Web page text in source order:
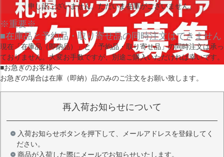
申し訳ございません。ただいま在庫がございません。
※重要※
■在庫品と予約品・取り寄せ品の同時注文はできません
現在 「在庫品（即納品）」と 「予約品・取り寄せ品」の同時注文は承っ
ておりません。大変お手数ですが、別途ご購入いただければ幸いです。
■お急ぎのお客様へ
お急ぎの場合は在庫（即納）品のみのご注文をお願い致します。
再入荷お知らせについて
入荷お知らせボタンを押下して、メールアドレスを登録してく
ださい。
商品が入荷した際にメールでお知らせいたします。